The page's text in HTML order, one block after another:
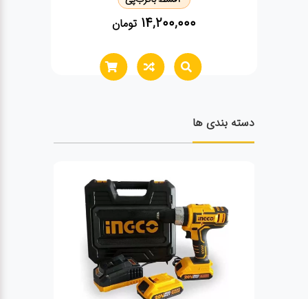
14,200,000 تومان
دسته بندی ها